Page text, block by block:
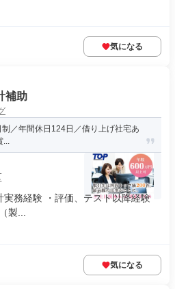
気になる
補助
制／年間休日124日／借り上げ社宅あ
...
務経験 ・評価、テスト以降経験
製...
気になる